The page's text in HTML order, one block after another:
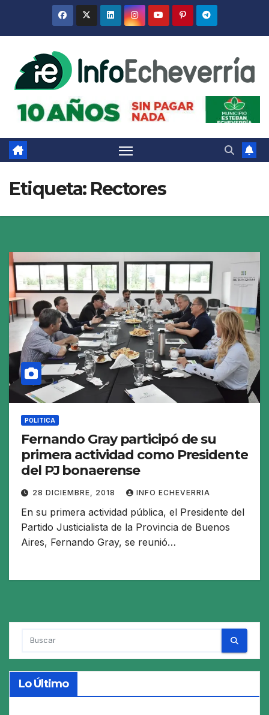
Etiqueta: Rectores
POLITICA
Fernando Gray participó de su
primera actividad como Presidente
del PJ bonaerense
28 DICIEMBRE, 2018 INFO ECHEVERRIA
En su primera actividad pública, el Presidente del
Partido Justicialista de la Provincia de Buenos
Aires, Fernando Gray, se reunió…
Lo Último